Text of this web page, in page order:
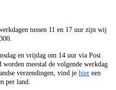
tussen 11 en 17 uur zijn wij
en vrijdag om 14 uur via Post
meestal de volgende werkdag
verzendingen, vind je hier een
per land.